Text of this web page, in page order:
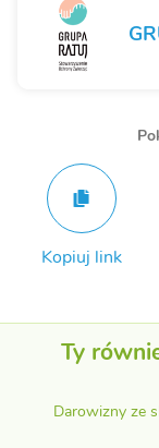
Kopiuj link
Ty
Darowizny ze